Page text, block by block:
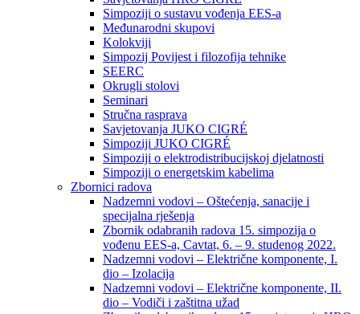
Simpoziji o sustavu vođenja EES-a
Međunarodni skupovi
Kolokviji​
Simpozij Povijest i filozofija tehnike
SEERC
Okrugli stolovi
Seminari​
Stručna rasprava​
Savjetovanja JUKO CIGRÉ
Simpoziji JUKO CIGRÉ
Simpoziji o elektrodistribucijskoj djelatnosti
Simpoziji o energetskim kabelima
Zbornici radova
Nadzemni vodovi – Oštećenja, sanacije i
specijalna rješenja
Zbornik odabranih radova 15. simpozija o
vođenu EES-a, Cavtat, 6. – 9. studenog 2022.
Nadzemni vodovi – Električne komponente, I.
dio – Izolacija
Nadzemni vodovi – Električne komponente, II.
dio – Vodiči i zaštitna užad